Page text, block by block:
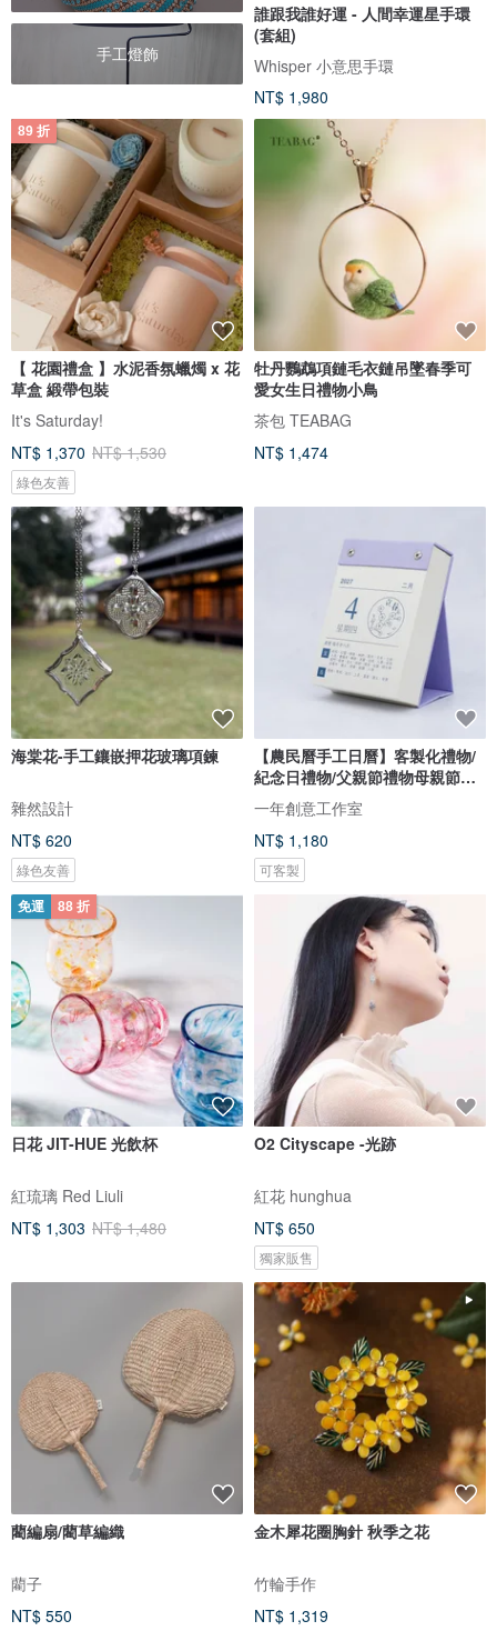
手工燈飾
誰跟我誰好運 - 人間幸運星手環
(套組)
Whisper 小意思手環
NT$ 1,980
89 折
【 花園禮盒 】水泥香氛蠟燭 x 花
草盒 緞帶包裝
It's Saturday!
NT$ 1,370 NT$ 1,530
綠色友善
牡丹鸚鵡項鏈毛衣鏈吊墜春季可
愛女生日禮物小鳥
茶包 TEABAG
NT$ 1,474
海棠花-手工鑲嵌押花玻璃項鍊
雜然設計
NT$ 620
綠色友善
【農民曆手工日曆】客製化禮物/
紀念日禮物/父親節禮物母親節禮
一年創意工作室
NT$ 1,180
可客製
免運 88 折
日花 JIT-HUE 光飲杯
紅琉璃 Red Liuli
NT$ 1,303 NT$ 1,480
O2 Cityscape -光跡
紅花 hunghua
NT$ 650
獨家販售
藺編扇/藺草編織
藺子
NT$ 550
金木犀花圈胸針 秋季之花
竹輪手作
NT$ 1,319